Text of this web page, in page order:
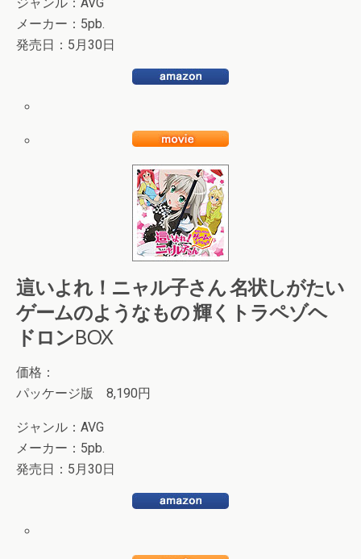
メーカー：5pb.
発売日：5月30日
這いよれ！ニャル子さん 名状しがたい
ゲームのようなもの 輝くトラペゾヘ
ドロンBOX
価格：
パッケージ版 8,190円
ジャンル：AVG
メーカー：5pb.
発売日：5月30日